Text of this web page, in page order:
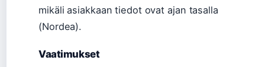
mikäli asiakkaan tiedot ovat ajan tasalla
(Nordea).
Vaatimukset